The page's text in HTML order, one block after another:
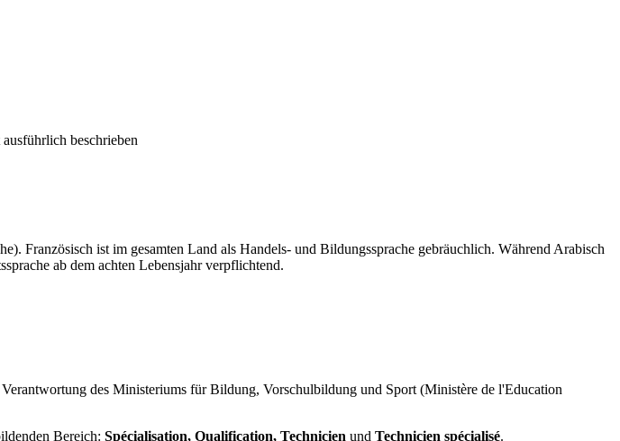
Französisch ist im gesamten Land als Handels- und Bildungssprache gebräuchlich. Während Arabisch
ab dem achten Lebensjahr verpflichtend.
des Ministeriums für Bildung, Vorschulbildung und Sport (Ministère de l'Education
Bereich: Spécialisation, Qualification, Technicien und Technicien spécialisé.